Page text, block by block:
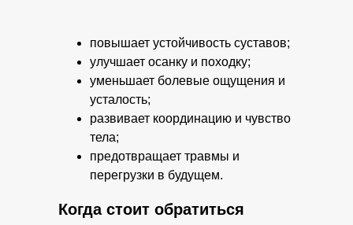
повышает устойчивость суставов;
улучшает осанку и походку;
уменьшает болевые ощущения и
усталость;
развивает координацию и чувство
тела;
предотвращает травмы и
перегрузки в будущем.
Когда стоит обратиться